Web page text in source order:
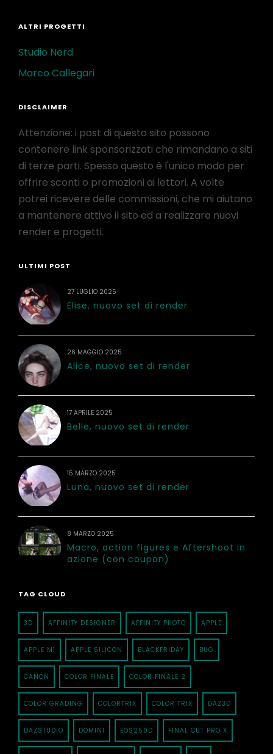
ALTRI PROGETTI
Studio Nerd
Marco Callegari
DISCLAIMER
Attenzione: i post di questo sito possono
contenere link sponsorizzati che rimandano a siti
di terze parti. Spesso questo è l'unico modo per
offrire sconti o promozioni ai lettori. A volte
potrei ricevere delle commissioni, che mi aiutano
a mantenere attivo il sito ed a realizzare nuovi
render e progetti.
ULTIMI POST
27 LUGLIO 2025
Elise, nuovo set di render
26 MAGGIO 2025
Alice, nuovo set di render
17 APRILE 2025
Belle, nuovo set di render
15 MARZO 2025
Luna, nuovo set di render
8 MARZO 2025
Macro, action figures e Aftershoot in
azione (con coupon)
TAG CLOUD
3D AFFINITY DESIGNER AFFINITY PHOTO APPLE
APPLE M1 APPLE SILICON BLACKFRIDAY BUG
CANON COLOR FINALE COLOR FINALE 2
COLOR GRADING COLORTRIX COLOR TRIX DAZ3D
DAZSTUDIO DOMINI EOS250D FINAL CUT PRO X